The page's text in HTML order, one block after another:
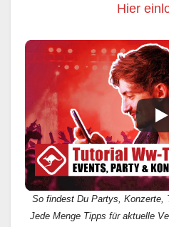
Hier
So findest Du Partys, Konzerte,
Jede Menge Tipps für aktuelle